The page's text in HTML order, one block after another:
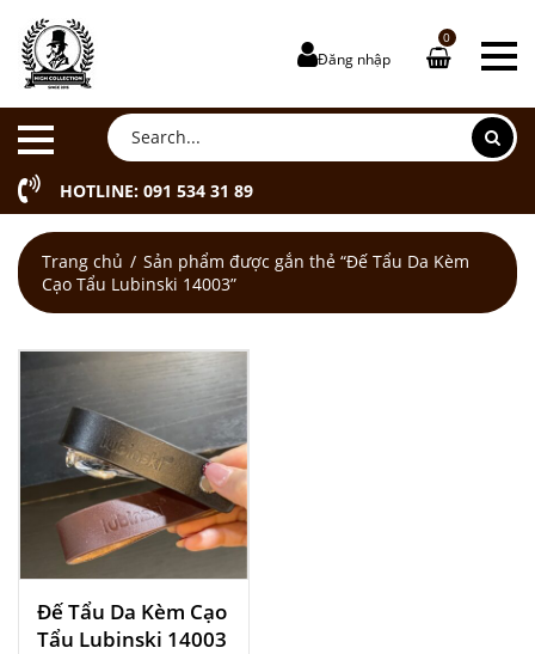
Đăng nhập
0
HOTLINE: 091 534 31 89
Trang chủ
Sản phẩm được gắn thẻ “Đế Tẩu Da Kèm
Cạo Tẩu Lubinski 14003”
Đế Tẩu Da Kèm Cạo
Tẩu Lubinski 14003